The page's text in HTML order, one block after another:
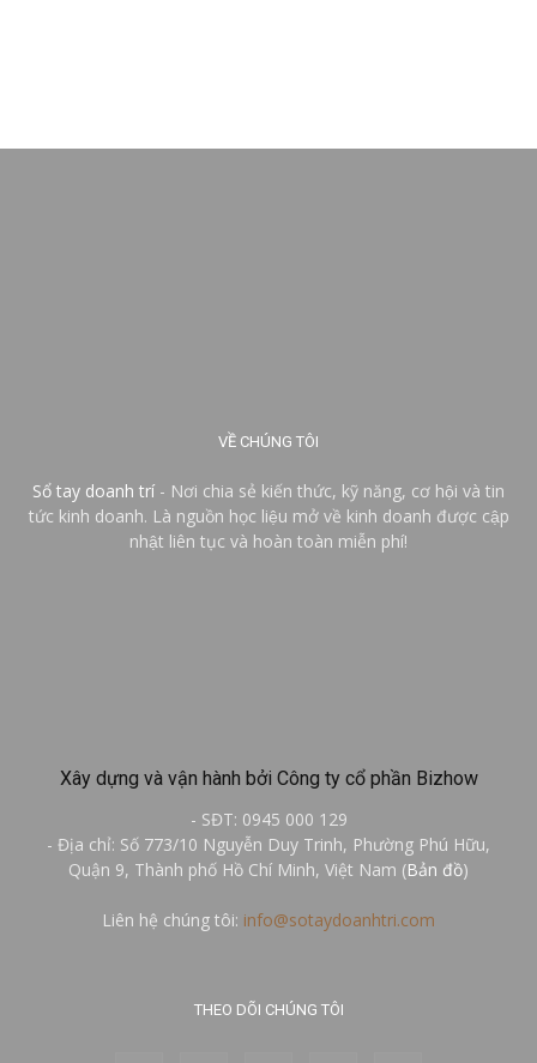
VỀ CHÚNG TÔI
Sổ tay doanh trí - Nơi chia sẻ kiến thức, kỹ năng, cơ hội và tin
tức kinh doanh. Là nguồn học liệu mở về kinh doanh được cập
nhật liên tục và hoàn toàn miễn phí!
Xây dựng và vận hành bởi Công ty cổ phần Bizhow
- SĐT: 0945 000 129
- Địa chỉ: Số 773/10 Nguyễn Duy Trinh, Phường Phú Hữu,
Quận 9, Thành phố Hồ Chí Minh, Việt Nam (Bản đồ)
Liên hệ chúng tôi: info@sotaydoanhtri.com
THEO DÕI CHÚNG TÔI